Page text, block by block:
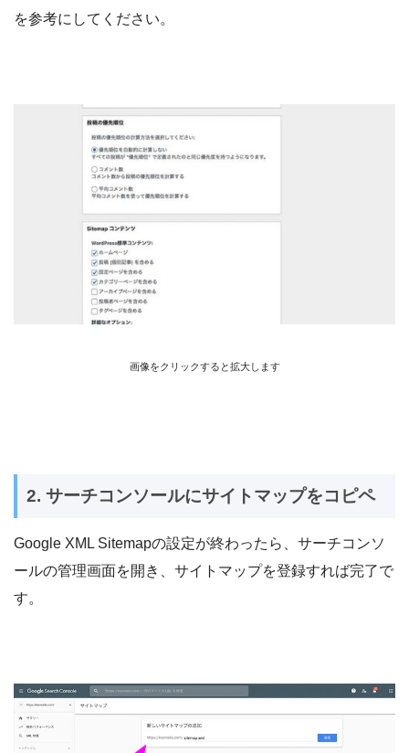
を参考にしてください。
画像をクリックすると拡大します
2. サーチコンソールにサイトマップをコピペ
Google XML Sitemapの設定が終わったら、サーチコンソ
ールの管理画面を開き、サイトマップを登録すれば完了で
す。